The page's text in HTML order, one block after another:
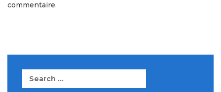
commentaire.
Search